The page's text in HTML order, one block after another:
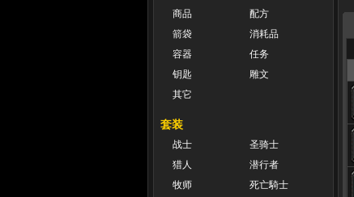
商品
配方
箭袋
消耗品
容器
任务
钥匙
雕文
其它
套装
战士
圣骑士
猎人
潜行者
牧师
死亡騎士